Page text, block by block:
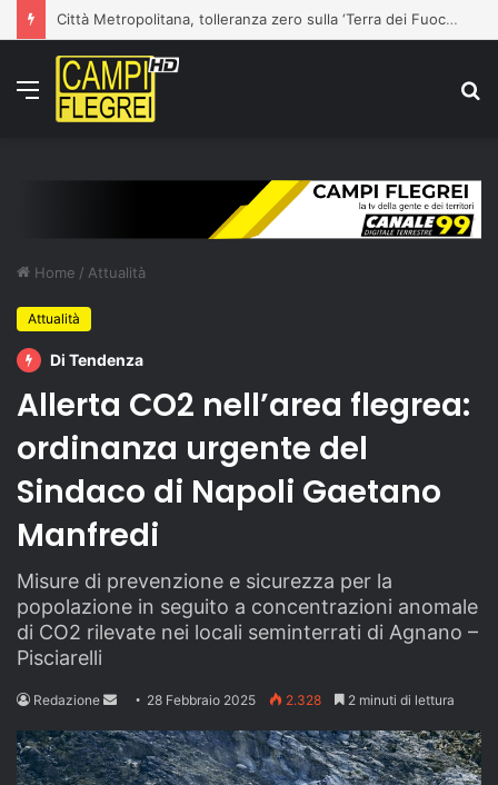
Città Metropolitana, tolleranza zero sulla ‘Terra dei Fuochi’: la Polizia Metropolitana sequestra due aziende completamente abusive a Napoli
Menu
Home / Attualità
Attualità
Di Tendenza
Allerta CO2 nell’area flegrea:
ordinanza urgente del
Sindaco di Napoli Gaetano
Manfredi
Misure di prevenzione e sicurezza per la
popolazione in seguito a concentrazioni anomale
di CO2 rilevate nei locali seminterrati di Agnano –
Pisciarelli
Redazione
Send
email
28 Febbraio 2025 2.328 2 minuti di lettura